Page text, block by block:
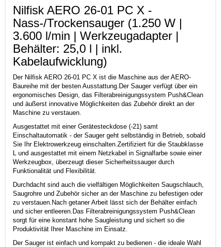
Nilfisk AERO 26-01 PC X -
Nass-/Trockensauger (1.250 W |
3.600 l/min | Werkzeugadapter |
Behälter: 25,0 l | inkl.
Kabelaufwicklung)
Der Nilfisk AERO 26-01 PC X ist die Maschine aus der AERO-
Baureihe mit der besten Ausstattung.Der Sauger verfügt über ein
ergonomisches Design, das Filterabreinigungssystem Push&Clean
und äußerst innovative Möglichkeiten das Zubehör direkt an der
Maschine zu verstauen.
Ausgestattet mit einer Gerätesteckdose (-21) samt
Einschaltautomatik - der Sauger geht selbständig in Betrieb, sobald
Sie Ihr Elektrowerkzeug einschalten.Zertifiziert für die Staubklasse
L und ausgestattet mit einem Netzkabel in Signalfarbe sowie einer
Werkzeugbox, überzeugt dieser Sicherheitssauger durch
Funktionalität und Flexibilität.
Durchdacht sind auch die vielfältigen Möglichkeiten Saugschlauch,
Saugrohre und Zubehör sicher an der Maschine zu befestigen oder
zu verstauen.Nach getaner Arbeit lässt sich der Behälter einfach
und sicher entleeren.Das Filterabreinigungssystem Push&Clean
sorgt für eine konstant hohe Saugleistung und sichert so die
Produktivität Ihrer Maschine im Einsatz.
Der Sauger ist einfach und kompakt zu bedienen - die ideale Wahl